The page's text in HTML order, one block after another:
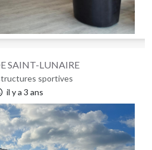
SAINT-LUNAIRE
sportives
il y a 3 ans